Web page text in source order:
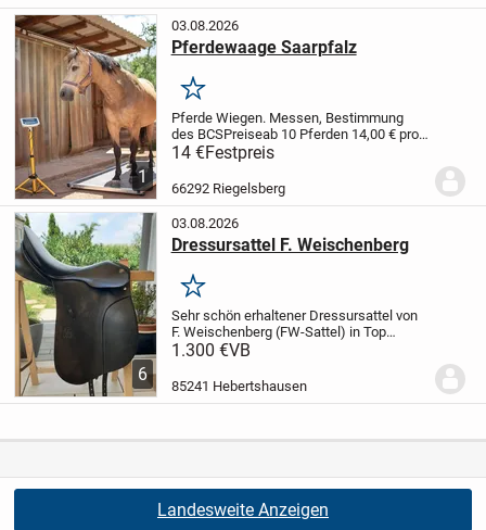
1
03.08.2026
Pferdewaage Saarpfalz
Merken
Pferde Wiegen. Messen, Bestimmung
des BCSPreiseab 10 Pferden 14,00 € pro
Pferd3 bis 9 Pferde 17,00 € pro Pferd
2 Pferde 20,00 € pro Pferd
14 €Festpreis
66292 Riegelsberg
6
03.08.2026
Dressursattel F. Weischenberg
Merken
Sehr schön erhaltener Dressursattel von
F. Weischenberg (FW-Sattel) in Top
Zustand. Der Sattel wurde 1 1/2 Jahre
zeigen auch die Fotos. Sitzfläche 17"
1.300 €VB
85241 Hebertshausen
Landesweite Anzeigen